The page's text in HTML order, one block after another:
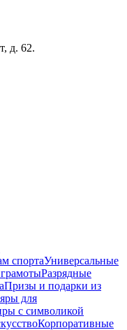
д. 62.
спортаУниверсальные
Разрядные
Призы и подарки из
для
с символикой
Корпоративные